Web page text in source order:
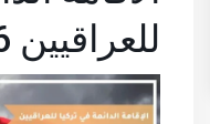
للعراقيين 2026